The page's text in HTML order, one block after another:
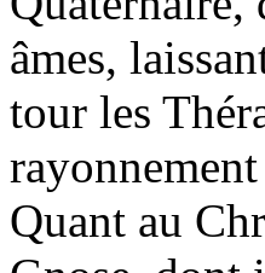
âmes,
tour les
Quant au